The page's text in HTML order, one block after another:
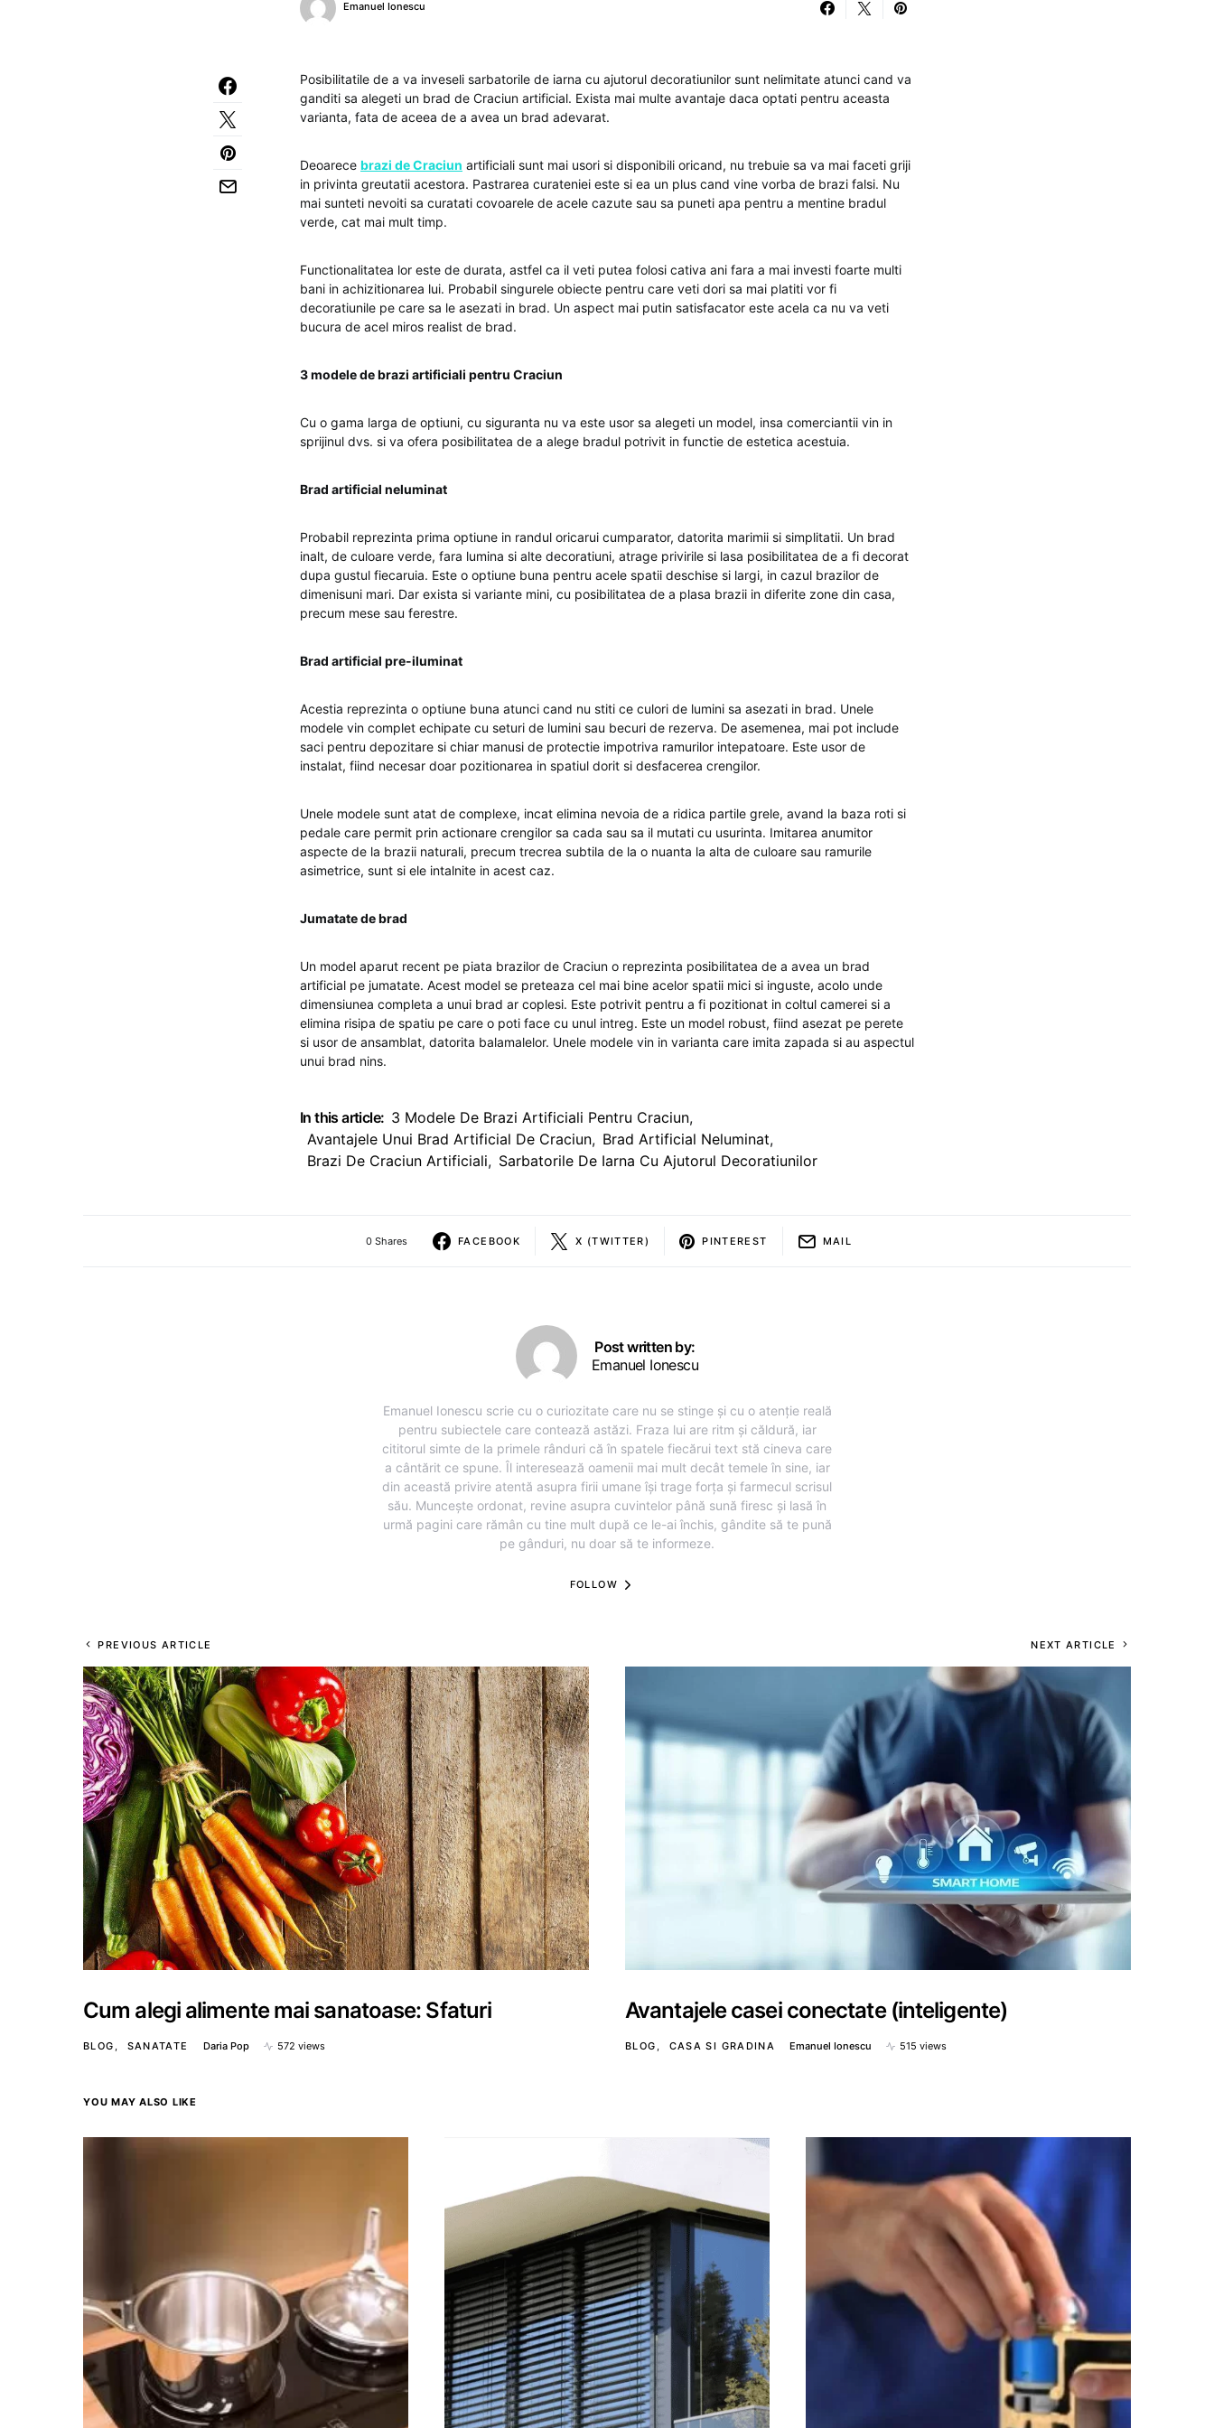
Emanuel Ionescu
Posibilitatile de a va inveseli sarbatorile de iarna cu ajutorul decoratiunilor sunt nelimitate atunci cand va
ganditi sa alegeti un brad de Craciun artificial. Exista mai multe avantaje daca optati pentru aceasta
varianta, fata de aceea de a avea un brad adevarat.
Deoarece brazi de Craciun artificiali sunt mai usori si disponibili oricand, nu trebuie sa va mai faceti griji
in privinta greutatii acestora. Pastrarea curateniei este si ea un plus cand vine vorba de brazi falsi. Nu
mai sunteti nevoiti sa curatati covoarele de acele cazute sau sa puneti apa pentru a mentine bradul
verde, cat mai mult timp.
Functionalitatea lor este de durata, astfel ca il veti putea folosi cativa ani fara a mai investi foarte multi
bani in achizitionarea lui. Probabil singurele obiecte pentru care veti dori sa mai platiti vor fi
decoratiunile pe care sa le asezati in brad. Un aspect mai putin satisfacator este acela ca nu va veti
bucura de acel miros realist de brad.
3 modele de brazi artificiali pentru Craciun
Cu o gama larga de optiuni, cu siguranta nu va este usor sa alegeti un model, insa comerciantii vin in
sprijinul dvs. si va ofera posibilitatea de a alege bradul potrivit in functie de estetica acestuia.
Brad artificial neluminat
Probabil reprezinta prima optiune in randul oricarui cumparator, datorita marimii si simplitatii. Un brad
inalt, de culoare verde, fara lumina si alte decoratiuni, atrage privirile si lasa posibilitatea de a fi decorat
dupa gustul fiecaruia. Este o optiune buna pentru acele spatii deschise si largi, in cazul brazilor de
dimenisuni mari. Dar exista si variante mini, cu posibilitatea de a plasa brazii in diferite zone din casa,
precum mese sau ferestre.
Brad artificial pre-iluminat
Acestia reprezinta o optiune buna atunci cand nu stiti ce culori de lumini sa asezati in brad. Unele
modele vin complet echipate cu seturi de lumini sau becuri de rezerva. De asemenea, mai pot include
saci pentru depozitare si chiar manusi de protectie impotriva ramurilor intepatoare. Este usor de
instalat, fiind necesar doar pozitionarea in spatiul dorit si desfacerea crengilor.
Unele modele sunt atat de complexe, incat elimina nevoia de a ridica partile grele, avand la baza roti si
pedale care permit prin actionare crengilor sa cada sau sa il mutati cu usurinta. Imitarea anumitor
aspecte de la brazii naturali, precum trecrea subtila de la o nuanta la alta de culoare sau ramurile
asimetrice, sunt si ele intalnite in acest caz.
Jumatate de brad
Un model aparut recent pe piata brazilor de Craciun o reprezinta posibilitatea de a avea un brad
artificial pe jumatate. Acest model se preteaza cel mai bine acelor spatii mici si inguste, acolo unde
dimensiunea completa a unui brad ar coplesi. Este potrivit pentru a fi pozitionat in coltul camerei si a
elimina risipa de spatiu pe care o poti face cu unul intreg. Este un model robust, fiind asezat pe perete
si usor de ansamblat, datorita balamalelor. Unele modele vin in varianta care imita zapada si au aspectul
unui brad nins.
In this article: 3 Modele De Brazi Artificiali Pentru Craciun,
Avantajele Unui Brad Artificial De Craciun, Brad Artificial Neluminat,
Brazi De Craciun Artificiali, Sarbatorile De Iarna Cu Ajutorul Decoratiunilor
0 Shares FACEBOOK X (TWITTER) PINTEREST MAIL
Post written by:
Emanuel Ionescu
Emanuel Ionescu scrie cu o curiozitate care nu se stinge și cu o atenție reală
pentru subiectele care contează astăzi. Fraza lui are ritm și căldură, iar
cititorul simte de la primele rânduri că în spatele fiecărui text stă cineva care
a cântărit ce spune. Îl interesează oamenii mai mult decât temele în sine, iar
din această privire atentă asupra firii umane își trage forța și farmecul scrisul
său. Muncește ordonat, revine asupra cuvintelor până sună firesc și lasă în
urmă pagini care rămân cu tine mult după ce le-ai închis, gândite să te pună
pe gânduri, nu doar să te informeze.
FOLLOW
PREVIOUS ARTICLE
Cum alegi alimente mai sanatoase: Sfaturi
BLOG SANATATE Daria Pop 572 views
NEXT ARTICLE
Avantajele casei conectate (inteligente)
BLOG CASA SI GRADINA Emanuel Ionescu 515 views
YOU MAY ALSO LIKE